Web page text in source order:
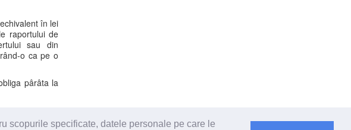
scopurile specificate, datele personale pe care le
în lei
raportului de
sau din
o ca pe o
pârâta la